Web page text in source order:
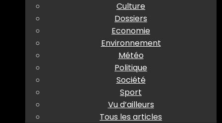
Culture
Dossiers
Economie
Environnement
Météo
Politique
Société
Sport
Vu d’ailleurs
Tous les articles